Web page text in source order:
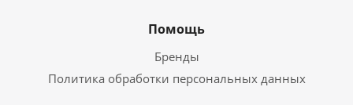
Помощь
Бренды
Политика обработки персональных данных